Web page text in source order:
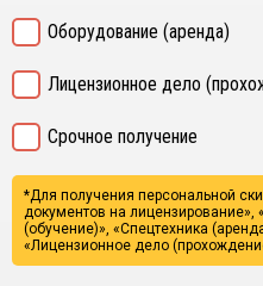
Оборудование (аренда)
Лицензионное дело
Срочное получение
*Для получения персональной
документов на лицензирование»,
(обучение)», «Спецтехника
«Лицензионное дело